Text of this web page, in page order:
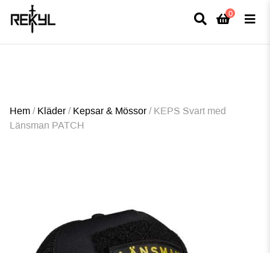
FULLT TRYCK I LEDNINGAR- MEDFÖR LÄNGRE LEVERANSTID - FRI FRAKT
0
Hem/ Kläder/ Kepsar & Mössor/KEPS Svart med
Länsman PATCH